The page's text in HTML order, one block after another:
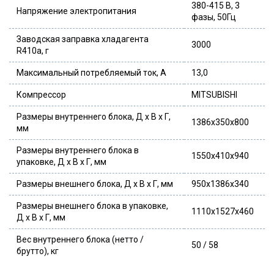
Напряжение электропитания
380-415 В, 3
фазы, 50Гц
Заводская заправка хладагента
R410a, г
3000
Максимальный потребляемый ток, А 13,0
Компрессор MITSUBISHI
Размеры внутреннего блока, Д х В х Г,
мм
1386x350x800
Размеры внутреннего блока в
упаковке, Д х В х Г, мм
1550x410x940
Размеры внешнего блока, Д х В х Г, мм 950x1386x340
Размеры внешнего блока в упаковке,
Д х В х Г, мм
1110x1527x460
Вес внутреннего блока (нетто /
брутто), кг
50 / 58